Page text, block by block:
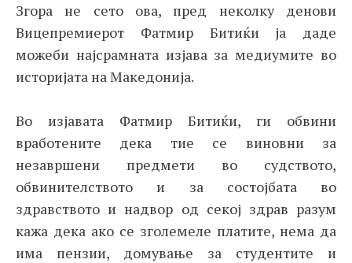
Згора не сето ова, пред неколку денови
Вицепремиерот Фатмир Битиќи ја даде
можеби најсрамната изјава за медиумите во
историјата на Македонија.
Во изјавата Фатмир Битиќи, ги обвини
вработените дека тие се виновни за
незавршени предмети во судството,
обвинителството и за состојбата во
здравството и надвор од секој здрав разум
кажа дека ако се зголемеле платите, нема да
има пензии, домување за студентите и